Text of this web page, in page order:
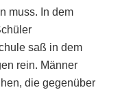
muss. In dem
saß in dem
rein. Männer
die gegenüber